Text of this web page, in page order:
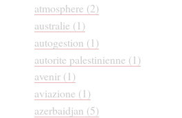
atmosphere (2)
australie (1)
autogestion (1)
autorite palestinienne (1)
avenir (1)
aviazione (1)
azerbaidjan (5)